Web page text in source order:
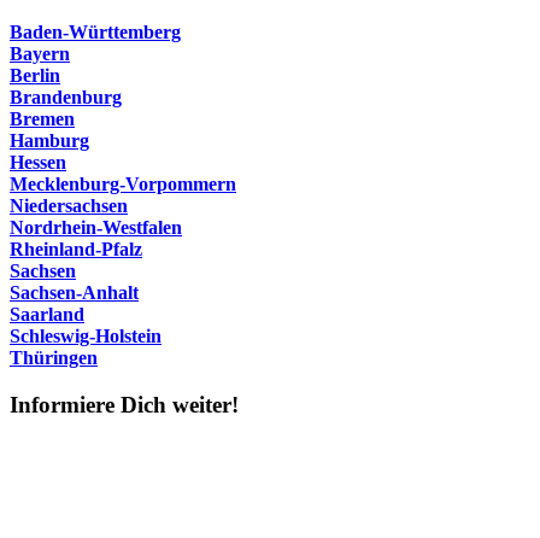
Baden-Württemberg
Bayern
Berlin
Brandenburg
Bremen
Hamburg
Hessen
Mecklenburg-Vorpommern
Niedersachsen
Nordrhein-Westfalen
Rheinland-Pfalz
Sachsen
Sachsen-Anhalt
Saarland
Schleswig-Holstein
Thüringen
Informiere Dich weiter!